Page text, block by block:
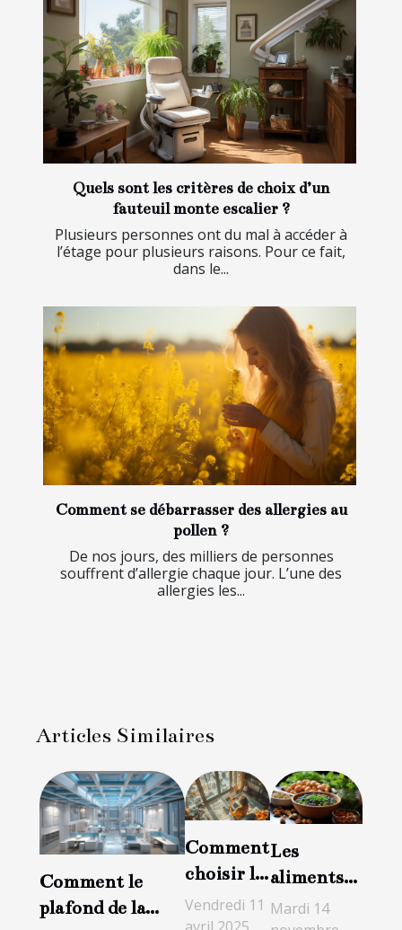
Quels sont les critères de choix d’un
fauteuil monte escalier ?
Plusieurs personnes ont du mal à accéder à
l’étage pour plusieurs raisons. Pour ce fait,
dans le...
Comment se débarrasser des allergies au
pollen ?
De nos jours, des milliers de personnes
souffrent d’allergie chaque jour. L’une des
allergies les...
Articles Similaires
Comment le
plafond de la
Comment
choisir le
bon
service de
Vendredi 11
Les
aliments
naturels
Mardi 14